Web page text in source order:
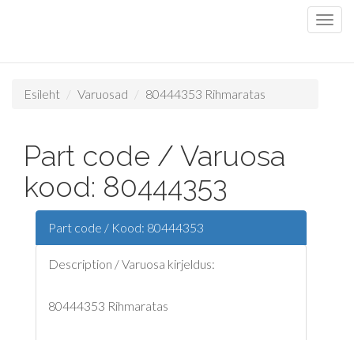
Esileht Varuosad 80444353 Rihmaratas
Part code / Varuosa
kood: 80444353
Part code / Kood: 80444353
Description / Varuosa kirjeldus:
80444353 Rihmaratas